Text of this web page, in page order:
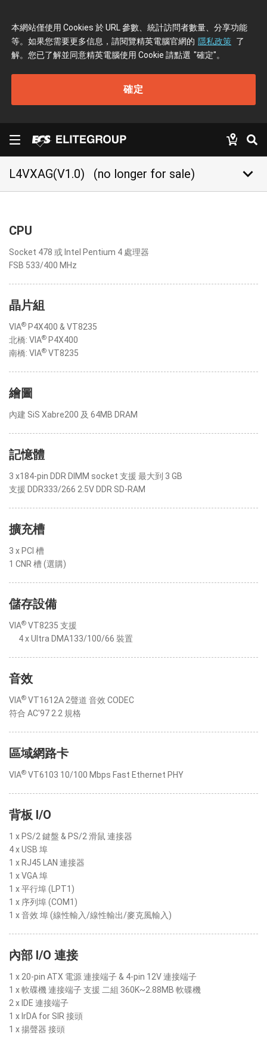
本網站僅使用 Cookies 於 URL 參數、統計訪問者數量、分享功能
等。如果您需要更多信息，請閱覽精英電腦官網的 隱私政策 了
解。您已了解並同意精英電腦使用 Cookie 請點選 "確定"。
確定
L4VXAG(V1.0) (no longer for sale) keyboard_arrow_down
CPU
Socket 478 或 Intel Pentium 4 處理器
FSB 533/400 MHz
晶片組
VIA® P4X400 & VT8235
北橋: VIA® P4X400
南橋: VIA® VT8235
繪圖
內建 SiS Xabre200 及 64MB DRAM
記憶體
3 x184-pin DDR DIMM socket 支援 最大到 3 GB
支援 DDR333/266 2.5V DDR SD-RAM
擴充槽
3 x PCI 槽
1 CNR 槽 (選購)
儲存設備
VIA® VT8235 支援
4 x Ultra DMA133/100/66 裝置
音效
VIA® VT1612A 2聲道 音效 CODEC
符合 AC'97 2.2 規格
區域網路卡
VIA® VT6103 10/100 Mbps Fast Ethernet PHY
背板 I/O
1 x PS/2 鍵盤 & PS/2 滑鼠 連接器
4 x USB 埠
1 x RJ45 LAN 連接器
1 x VGA 埠
1 x 平行埠 (LPT1)
1 x 序列埠 (COM1)
1 x 音效 埠 (線性輸入/線性輸出/麥克風輸入)
內部 I/O 連接
1 x 20-pin ATX 電源 連接端子 & 4-pin 12V 連接端子
1 x 軟碟機 連接端子 支援 二組 360K~2.88MB 軟碟機
2 x IDE 連接端子
1 x IrDA for SIR 接頭
1 x 揚聲器 接頭